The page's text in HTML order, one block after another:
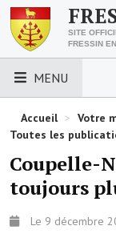
SITE
FRESSIN
MENU
LES ESSENTIELS
Découvrez
Venir à
Urbanisme
Accueil > Votre
Toutes les
Coupelle-
toujours
Le 9 décembre